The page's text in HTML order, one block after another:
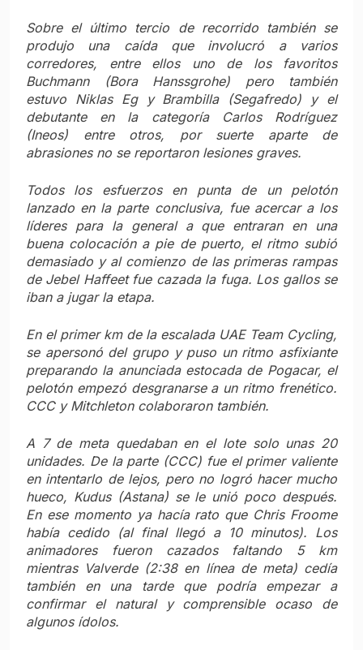
Sobre el último tercio de recorrido también se
produjo una caída que involucró a varios
corredores, entre ellos uno de los favoritos
Buchmann (Bora Hanssgrohe) pero también
estuvo Niklas Eg y Brambilla (Segafredo) y el
debutante en la categoría Carlos Rodríguez
(Ineos) entre otros, por suerte aparte de
abrasiones no se reportaron lesiones graves.
Todos los esfuerzos en punta de un pelotón
lanzado en la parte conclusiva, fue acercar a los
líderes para la general a que entraran en una
buena colocación a pie de puerto, el ritmo subió
demasiado y al comienzo de las primeras rampas
de Jebel Haffeet fue cazada la fuga. Los gallos se
iban a jugar la etapa.
En el primer km de la escalada UAE Team Cycling,
se apersonó del grupo y puso un ritmo asfixiante
preparando la anunciada estocada de Pogacar, el
pelotón empezó desgranarse a un ritmo frenético.
CCC y Mitchleton colaboraron también.
A 7 de meta quedaban en el lote solo unas 20
unidades. De la parte (CCC) fue el primer valiente
en intentarlo de lejos, pero no logró hacer mucho
hueco, Kudus (Astana) se le unió poco después.
En ese momento ya hacía rato que Chris Froome
había cedido (al final llegó a 10 minutos). Los
animadores fueron cazados faltando 5 km
mientras Valverde (2:38 en línea de meta) cedía
también en una tarde que podría empezar a
confirmar el natural y comprensible ocaso de
algunos ídolos.